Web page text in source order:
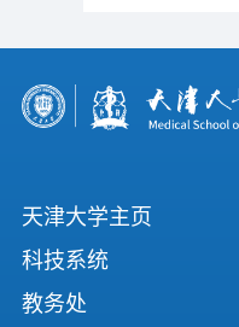
天津大学主页
科技系统
教务处